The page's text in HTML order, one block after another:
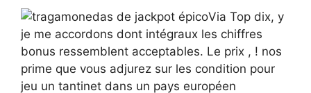
Via Top dix, y
je me accordons dont intégraux les chiffres
bonus ressemblent acceptables. Le prix , ! nos
prime que vous adjurez sur les condition pour
jeu un tantinet dans un pays européen